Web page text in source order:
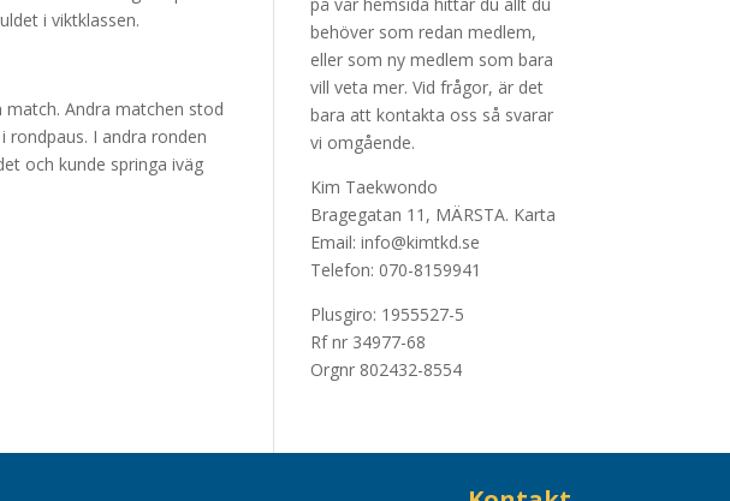
i viktklassen.
Andra matchen stod
I andra ronden
och kunde springa iväg
behöver som redan medlem,
eller som ny medlem som bara
vill veta mer. Vid frågor, är det
bara att kontakta oss så svarar
vi omgående.
Kim Taekwondo
Bragegatan 11, MÄRSTA. Karta
Email: info@kimtkd.se
Telefon: 070-8159941
Plusgiro: 1955527-5
Rf nr 34977-68
Orgnr 802432-8554